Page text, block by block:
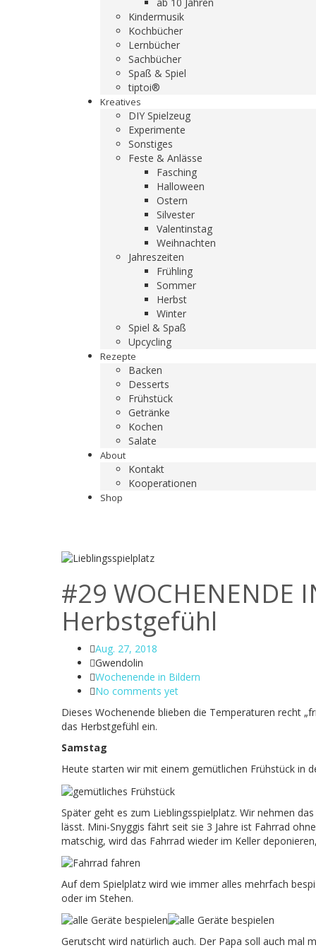
Kindermusik
Kochbücher
Lernbücher
Sachbücher
Spaß & Spiel
tiptoi®
Kreatives
DIY Spielzeug
Experimente
Sonstiges
Feste & Anlässe
Fasching
Halloween
Ostern
Silvester
Valentinstag
Weihnachten
Jahreszeiten
Frühling
Sommer
Herbst
Winter
Spiel & Spaß
Upcycling
Rezepte
Backen
Desserts
Frühstück
Getränke
Kochen
Salate
About
Kontakt
Kooperationen
Shop
#29 WOCHENENDE
Herbstgefühl
Aug. 27, 2018
Gwendolin
Wochenende in Bildern
No comments yet
Dieses Wochenende blieben die Temperaturen recht
das Herbstgefühl ein.
Samstag
Heute starten wir mit einem gemütlichen Frühstück in
Später geht es zum Lieblingsspielplatz. Wir nehmen
lässt. Mini-Snyggis fährt seit sie 3 Jahre ist Fahrrad
matschig, wird das Fahrrad wieder im Keller
Auf dem Spielplatz wird wie immer alles mehrfach
oder im Stehen.
Gerutscht wird natürlich auch. Der Papa soll auch mal